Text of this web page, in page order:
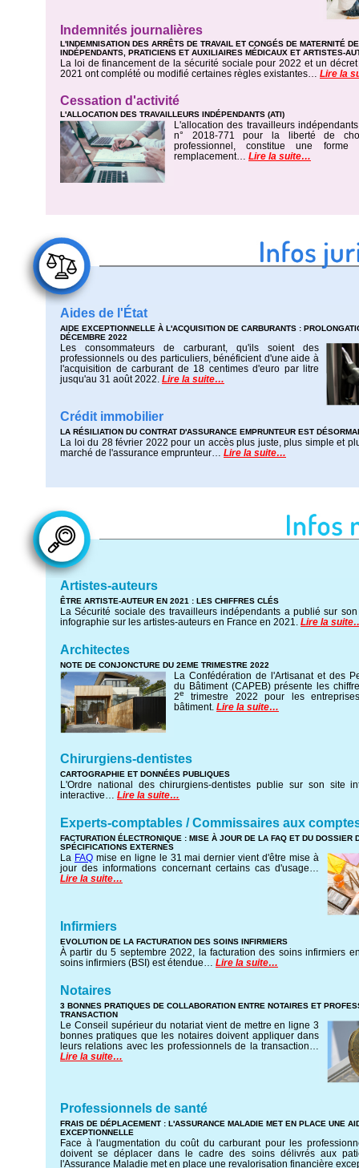
Indemnités journalières
L'INDEMNISATION DES ARRÊTS DE TRAVAIL ET CONGÉS DE MATERNITÉ
INDÉPENDANTS, PRATICIENS ET AUXILIAIRES MÉDICAUX ET ARTISTES-
La loi de financement de la sécurité sociale pour 2022 et un
2021 ont complété ou modifié certaines règles existantes… Lire la
Cessation d'activité
L'ALLOCATION DES TRAVAILLEURS INDÉPENDANTS (ATI)
L'allocation des travailleurs
n° 2018-771 pour la liberté de
professionnel, constitue une
remplacement… Lire la suite…
Aides de l'État
AIDE EXCEPTIONNELLE À L'ACQUISITION DE CARBURANTS :
DÉCEMBRE 2022
Les consommateurs de carburant, qu'ils soient des
professionnels ou des particuliers, bénéficient d'une aide à
l'acquisition de carburant de 18 centimes d'euro par litre
jusqu'au 31 août 2022. Lire la suite…
Crédit immobilier
LA RÉSILIATION DU CONTRAT D'ASSURANCE EMPRUNTEUR EST
La loi du 28 février 2022 pour un accès plus juste, plus simple et
marché de l'assurance emprunteur… Lire la suite…
Artistes-auteurs
ÊTRE ARTISTE-AUTEUR EN 2021 : LES CHIFFRES CLÉS
La Sécurité sociale des travailleurs indépendants a publié sur
infographie sur les artistes-auteurs en France en 2021. Lire la
Architectes
NOTE DE CONJONCTURE DU 2EME TRIMESTRE 2022
La Confédération de l'Artisanat et des
du Bâtiment (CAPEB) présente les
2e
trimestre 2022 pour les
bâtiment. Lire la suite…
Chirurgiens-dentistes
CARTOGRAPHIE ET DONNÉES PUBLIQUES
L'Ordre national des chirurgiens-dentistes publie sur son site
interactive… Lire la suite…
Experts-comptables / Commissaires aux
FACTURATION ÉLECTRONIQUE : MISE À JOUR DE LA FAQ ET DU DOSSIER
SPÉCIFICATIONS EXTERNES
La FAQmise en ligne le 31 mai dernier vient d'être mise à
jour des informations concernant certains cas d'usage…
Lire la suite…
Infirmiers
EVOLUTION DE LA FACTURATION DES SOINS INFIRMIERS
À partir du 5 septembre 2022, la facturation des soins infirmiers
soins infirmiers (BSI) est étendue… Lire la suite…
Notaires
3 BONNES PRATIQUES DE COLLABORATION ENTRE NOTAIRES ET
TRANSACTION
Le Conseil supérieur du notariat vient de mettre en ligne 3
bonnes pratiques que les notaires doivent appliquer dans
leurs relations avec les professionnels de la transaction…
Lire la suite…
Professionnels de santé
FRAIS DE DÉPLACEMENT : L'ASSURANCE MALADIE MET EN PLACE UNE
EXCEPTIONNELLE
Face à l'augmentation du coût du carburant pour les
doivent se déplacer dans le cadre des soins délivrés aux
l'Assurance Maladie met en place une revalorisation financière